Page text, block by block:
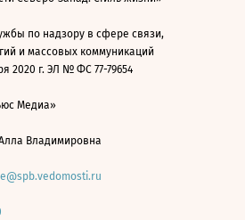
по надзору в сфере связи,
и массовых коммуникаций
2020 г. ЭЛ № ФС 77-79654
Медиа»
Владимировна